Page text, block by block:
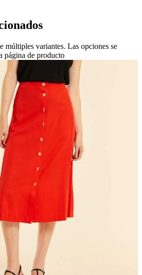
múltiples variantes. Las opciones se
página de producto